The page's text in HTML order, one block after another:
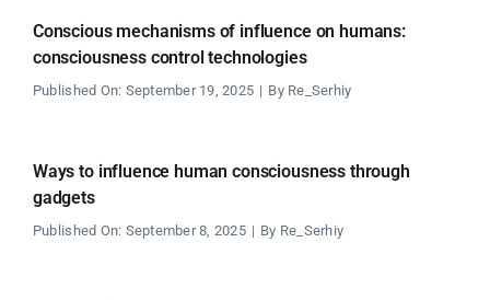
Conscious mechanisms of influence on humans:
consciousness control technologies
Published On: September 19, 2025 | By Re_Serhiy
Ways to influence human consciousness through
gadgets
Published On: September 8, 2025 | By Re_Serhiy